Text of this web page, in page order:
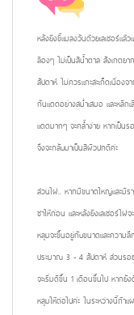
หลังยิงขี้แมลงวันด้วยเลเซอร์แล้
ลืองๆ ไม่เป็นสีน้ำตาล สังเกตยา
สัปดาห์ ไม่ควรแกะสะเก็ดเนื่องจ
กันแดดอย่างสม่ำเสมอ และหลีก
แดดมากๆ จะคล้ำง่าย หากเป็น
จึงจะกลับมาเป็นสีผิวปกติค่ะ
ส่วนไฝ.. หากมีขนาดใหญ่และมีร
ชาให้ก่อน และหลังยิงเลเซอร์ไ
หลุมจะขึ้นอยู่กับขนาดและควา
ประมาณ 3 - 4 สัปดาห์ ส่วนรอ
จะเริ่มดีขึ้น 1 เดือนขึ้นไป หาก
หลุมให้ต่อไปค่ะ ในระหว่างนี้ถ้า